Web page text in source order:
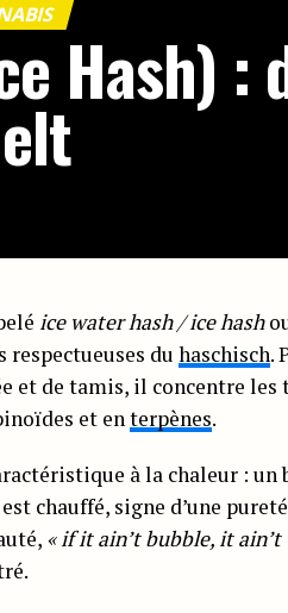
Hash)
ice water hash / ice hash
du haschisch.
et de tamis, il concentre
et enterpènes.
à la chaleur : un
chauffé, signe d’une
« if it ain’t bubble, it